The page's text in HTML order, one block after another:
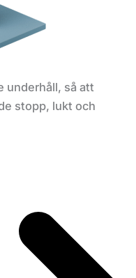
underhåll, så att
stopp, lukt och